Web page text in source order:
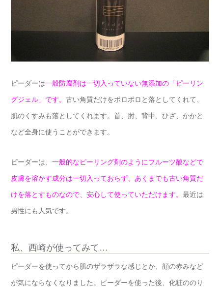
ピーダーは一般防腐剤は一切入っていない無添加の「ピーリン
グジェル」です。 古い角質だけをポロポロと落としてくれて、
肌のくすみも落としてくれます。首、肘、背中、ひざ、かかと
など全身に使うことができます。
ピーダーは、 一般的なピーリング剤のようにフルーツ酸などで
皮膚を溶かす成分は一切入っておらず、あくまでも古い角質だ
けを落とすものなので、安心して使っていただけます。 最近は
男性にも人気です。
私、西崎が使ってみて…
ピーダーを使ってから肌のザラザラな感じとか、顔の赤みなど
が気にならなくなりました。ピーダーを使った後、化粧ののり